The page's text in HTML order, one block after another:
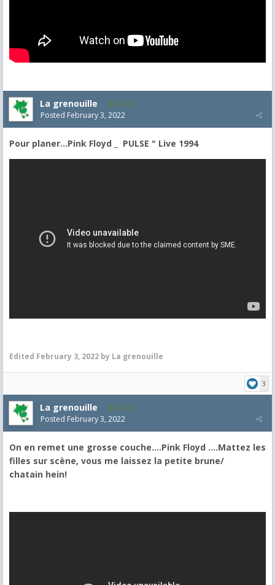
La grenouille 3,271
Posted February 3, 2022
Pour planer...Pink Floyd _ PULSE " Live 1994
Edited February 3, 2022 by La grenouille
3
La grenouille 3,271
Posted February 3, 2022
On en remet une grosse couche....Pink Floyd ....Mattez les
filles sur scène, vous me laissez la petite brune/
chatain hein!